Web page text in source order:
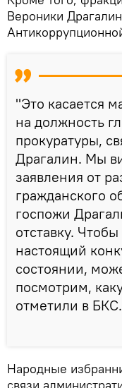
Вероники
"Это касается
на должность
прокуратуры,
Драгалин. Мы
заявления от
гражданского
госпожи
отставку.
настоящий
состоянии,
посмотрим,
отметили в БКС.
Народные
связи